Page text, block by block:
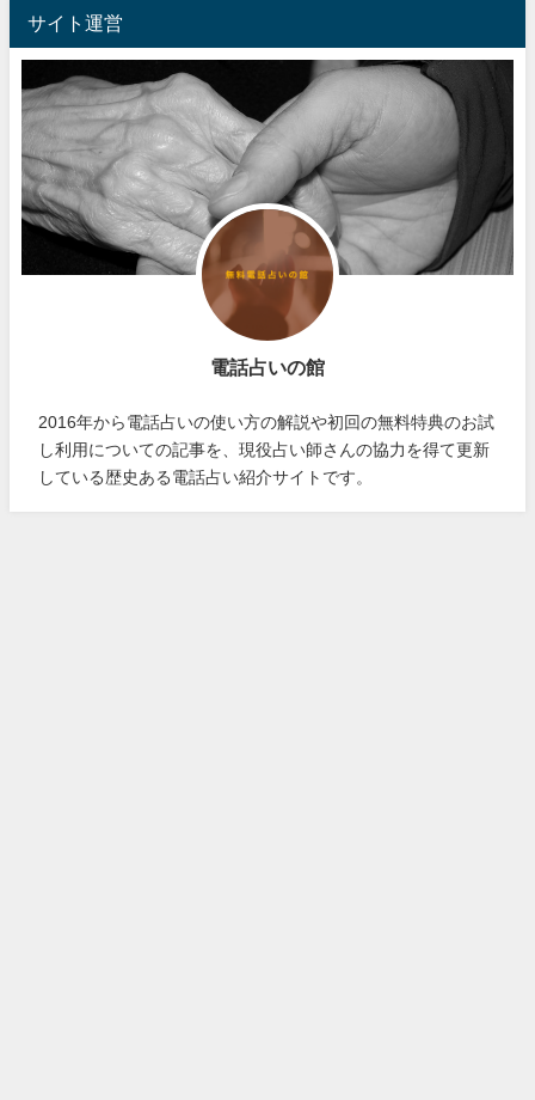
サイト運営
電話占いの館
2016年から電話占いの使い方の解説や初回の無料特典のお試
し利用についての記事を、現役占い師さんの協力を得て更新
している歴史ある電話占い紹介サイトです。